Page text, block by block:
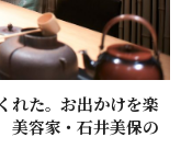
れた。お出かけを楽
美容家・石井美保の